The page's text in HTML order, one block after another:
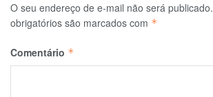
O seu endereço de e-mail não será publicado.
obrigatórios são marcados com *
Comentário *